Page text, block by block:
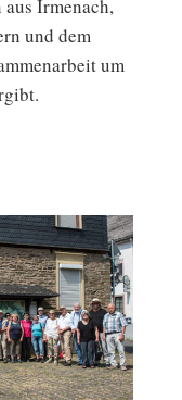
Irmenach,
und dem
um